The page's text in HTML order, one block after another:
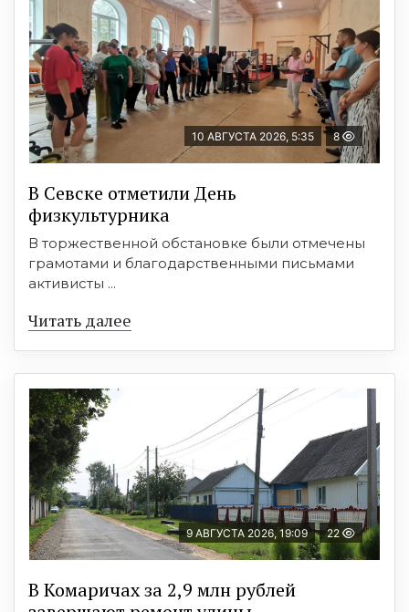
10 АВГУСТА 2026, 5:35 8
В Севске отметили День
физкультурника
В торжественной обстановке были отмечены
грамотами и благодарственными письмами
активисты ...
Читать далее
9 АВГУСТА 2026, 19:09 22
В Комаричах за 2,9 млн рублей